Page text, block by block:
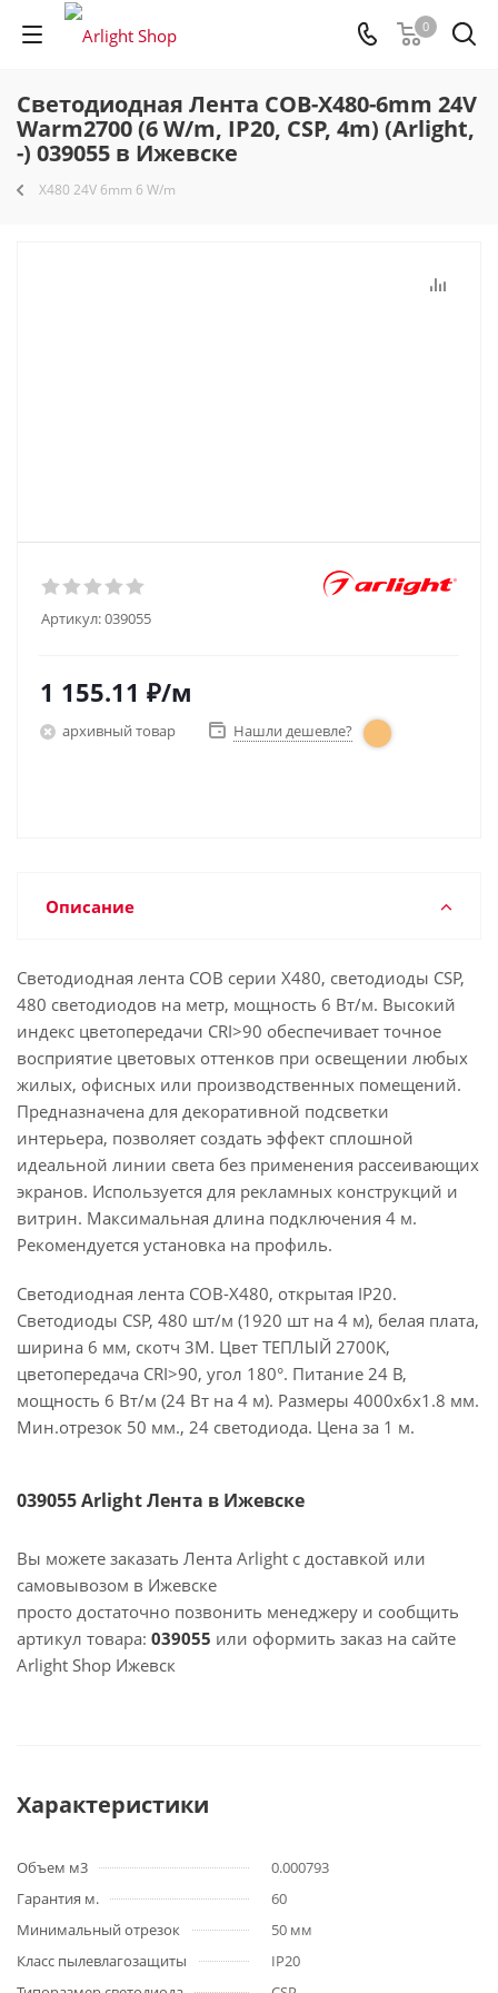
0
Светодиодная Лента COB-X480-6mm 24V
Warm2700 (6 W/m, IP20, CSP, 4m) (Arlight,
-) 039055 в Ижевске
X480 24V 6mm 6 W/m
Артикул:039055
1 155.11 ₽/м
архивный товар Нашли дешевле?
Описание
Светодиодная лента COB серии X480, светодиоды CSP,
480 светодиодов на метр, мощность 6 Вт/м. Высокий
индекс цветопередачи CRI>90 обеспечивает точное
восприятие цветовых оттенков при освещении любых
жилых, офисных или производственных помещений.
Предназначена для декоративной подсветки
интерьера, позволяет создать эффект сплошной
идеальной линии света без применения рассеивающих
экранов. Используется для рекламных конструкций и
витрин. Максимальная длина подключения 4 м.
Рекомендуется установка на профиль.
Светодиодная лента COB-X480, открытая IP20.
Светодиоды CSP, 480 шт/м (1920 шт на 4 м), белая плата,
ширина 6 мм, скотч 3М. Цвет ТЕПЛЫЙ 2700K,
цветопередача CRI>90, угол 180°. Питание 24 В,
мощность 6 Вт/м (24 Вт на 4 м). Размеры 4000х6х1.8 мм.
Мин.отрезок 50 мм., 24 светодиода. Цена за 1 м.
039055 Arlight Лента в Ижевске
Вы можете заказать Лента Arlight с доставкой или
самовывозом в Ижевске
просто достаточно позвонить менеджеру и сообщить
артикул товара: 039055 или оформить заказ на сайте
Arlight Shop Ижевск
Характеристики
Объем м3
0.000793
Гарантия м.
60
Минимальный отрезок
50 мм
Класс пылевлагозащиты
IP20